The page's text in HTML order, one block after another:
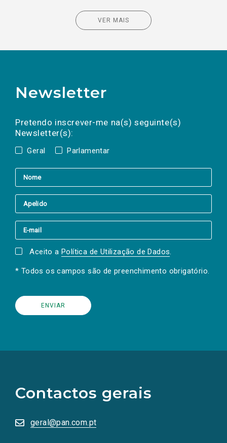
VER MAIS
Newsletter
Pretendo inscrever-me na(s) seguinte(s)
Newsletter(s):
Geral Parlamentar
a(s) newsletter(s).
mail
Aceito a Política de Utilização de Dados.
* Todos os campos são de preenchimento obrigatório.
Contactos gerais
geral@pan.com.pt
redes
sociais
numa
nova